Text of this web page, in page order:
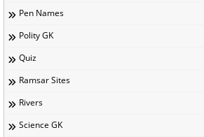
Pen Names
Polity GK
Quiz
Ramsar Sites
Rivers
Science GK